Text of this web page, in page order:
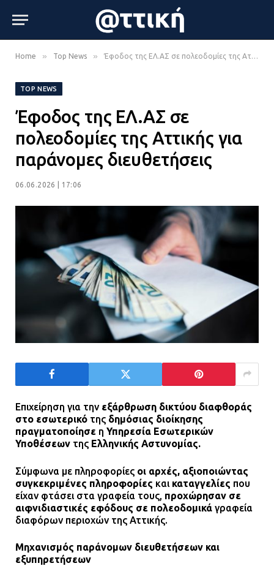
Home » Top News » Έφοδος της ΕΛ.ΑΣ σε πολεοδομίες της Αττικής για παράνομες διευθετήσεις
TOP NEWS
Έφοδος της ΕΛ.ΑΣ σε
πολεοδομίες της Αττικής για
παράνομες διευθετήσεις
06.06.2026 | 17:06
Eπιχείρηση για την εξάρθρωση δικτύου διαφθοράς
στο εσωτερικό της δημόσιας διοίκησης
πραγματοποίησε η Υπηρεσία Εσωτερικών
Υποθέσεων της Ελληνικής Αστυνομίας.
Σύμφωνα με πληροφορίες οι αρχές, αξιοποιώντας
συγκεκριμένες πληροφορίες και καταγγελίες που
είχαν φτάσει στα γραφεία τους, προχώρησαν σε
αιφνιδιαστικές εφόδους σε πολεοδομικά γραφεία
διαφόρων περιοχών της Αττικής.
Μηχανισμός παράνομων διευθετήσεων και
εξυπηρετήσεων